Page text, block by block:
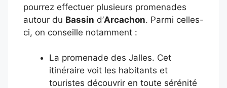
pourrez effectuer plusieurs promenades
autour du Bassin d’Arcachon. Parmi celles-
ci, on conseille notamment :
La promenade des Jalles. Cet
itinéraire voit les habitants et
touristes découvrir en toute sérénité